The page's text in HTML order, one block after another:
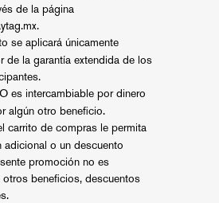
de la página
.
se aplicará únicamente
de la garantía extendida de los
es intercambiable por dinero
algún otro beneficio.
carrito de compras le permita
adicional o un descuento
promoción no es
otros beneficios, descuentos